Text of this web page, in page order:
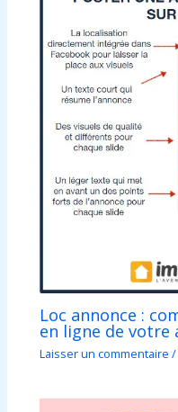
Loc annonce :
en ligne de votre
Laisser un commentaire